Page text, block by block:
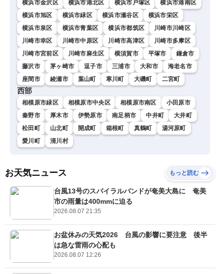
横浜市金沢区 横浜市港北区 横浜市戸塚区
横浜市港南区
横浜市旭区
横浜市緑区 横浜市瀬谷区
横浜市栄区
横浜市泉区
横浜市青葉区 横浜市都筑区
川崎市川崎区
川崎市幸区
川崎市中原区 川崎市高津区
川崎市多摩区
川崎市宮前区
川崎市麻生区 横須賀市 平塚市
鎌倉市
藤沢市
茅ヶ崎市 逗子市 三浦市 大和市
海老名市
座間市
綾瀬市 葉山町 寒川町 大磯町 二宮町
西部
相模原市緑区 相模原市中央区 相模原市南区
小田原市
秦野市
厚木市 伊勢原市 南足柄市 中井町
大井町
松田町
山北町 開成町 箱根町 真鶴町
湯河原町
愛川町
清川村
お天気ニュース もっと読む
台風13号のスパイラルバンドが奄美大島に 奄美
市の雨量は400mmに迫る
2026.08.07 21:35
お盆休みの天気2026 台風の影響に要注意 後半
は急な雷雨の心配も
2026.08.07 12:26